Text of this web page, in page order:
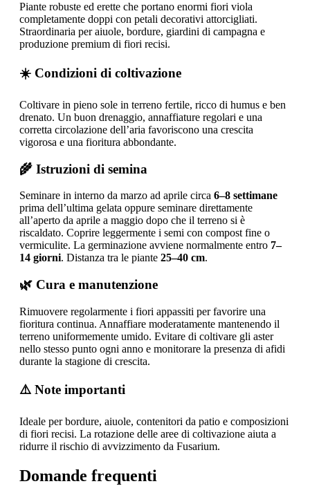
Piante robuste ed erette che portano enormi fiori viola
completamente doppi con petali decorativi attorcigliati.
Straordinaria per aiuole, bordure, giardini di campagna e
produzione premium di fiori recisi.
☀️ Condizioni di coltivazione
Coltivare in pieno sole in terreno fertile, ricco di humus e ben
drenato. Un buon drenaggio, annaffiature regolari e una
corretta circolazione dell’aria favoriscono una crescita
vigorosa e una fioritura abbondante.
🌾 Istruzioni di semina
Seminare in interno da marzo ad aprile circa 6–8 settimane
prima dell’ultima gelata oppure seminare direttamente
all’aperto da aprile a maggio dopo che il terreno si è
riscaldato. Coprire leggermente i semi con compost fine o
vermiculite. La germinazione avviene normalmente entro 7–
14 giorni. Distanza tra le piante 25–40 cm.
🌿 Cura e manutenzione
Rimuovere regolarmente i fiori appassiti per favorire una
fioritura continua. Annaffiare moderatamente mantenendo il
terreno uniformemente umido. Evitare di coltivare gli aster
nello stesso punto ogni anno e monitorare la presenza di afidi
durante la stagione di crescita.
⚠️ Note importanti
Ideale per bordure, aiuole, contenitori da patio e composizioni
di fiori recisi. La rotazione delle aree di coltivazione aiuta a
ridurre il rischio di avvizzimento da Fusarium.
Domande frequenti